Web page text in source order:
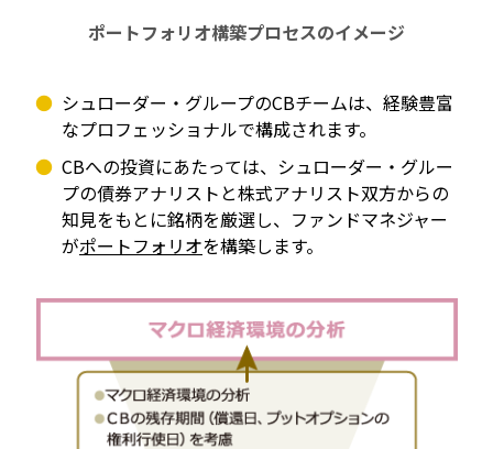
ポートフォリオ構築プロセスのイメージ
シュローダー・グループのCBチームは、経験豊富
なプロフェッショナルで構成されます。
CBへの投資にあたっては、シュローダー・グルー
プの債券アナリストと株式アナリスト双方からの
知見をもとに銘柄を厳選し、ファンドマネジャー
がポートフォリオを構築します。